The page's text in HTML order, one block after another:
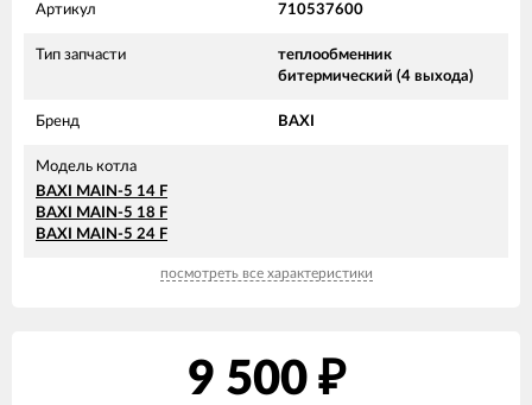
Артикул 710537600
Тип запчасти
теплообменник
битермический (4 выхода)
Бренд BAXI
Модель котла
BAXI MAIN-5 14 F
BAXI MAIN-5 18 F
BAXI MAIN-5 24 F
посмотреть все характеристики
9 500 ₽